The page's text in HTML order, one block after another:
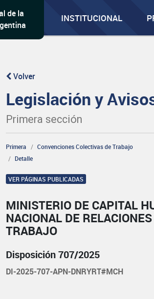
de la
INSTITUCIONAL
Volver
Legislación y
Primera sección
Primera
Convenciones Colectivas de Trabajo
Detalle
VER PÁGINAS PUBLICADAS
MINISTERIO DE CAPITAL
NACIONAL DE
TRABAJO
Disposición 707/2025
DI-2025-707-APN-DNRYRT#MCH